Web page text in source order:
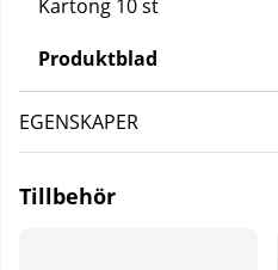
Kartong 10 st
Produktblad
EGENSKAPER
Tillbehör